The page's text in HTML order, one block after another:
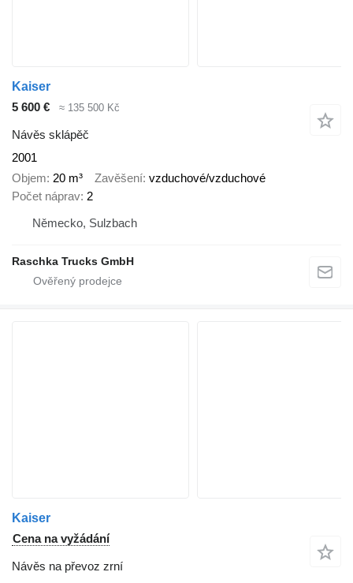
Kaiser
5 600 €
≈ 135 500 Kč
Návěs sklápěč
2001
Objem 20 m³ Zavěšení vzduchové/vzduchové
Počet náprav 2
Německo, Sulzbach
Raschka Trucks GmbH
Kaiser
Cena na vyžádání
Návěs na převoz zrní